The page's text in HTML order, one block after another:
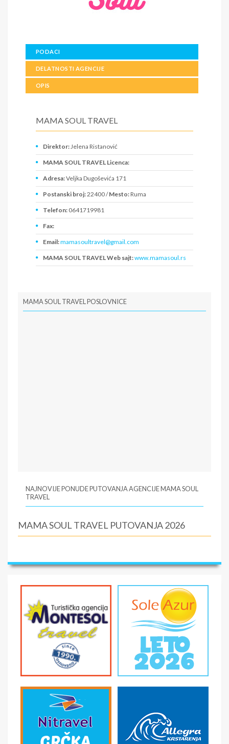
PODACI
DELATNOSTI AGENCIJE
OPIS
MAMA SOUL TRAVEL
Direktor:Jelena Ristanović
MAMA SOUL TRAVEL Licenca:
Adresa:Veljka Dugoševića 171
Postanski broj:22400 /Mesto: Ruma
Telefon: 0641719981
Fax:
Email:mamasoultravel@gmail.com
MAMA SOUL TRAVEL Web sajt:www.mamasoul.rs
MAMA SOUL TRAVEL POSLOVNICE
NAJNOVIJE PONUDE PUTOVANJA AGENCIJE MAMA SOUL
TRAVEL
MAMA SOUL TRAVEL PUTOVANJA 2026